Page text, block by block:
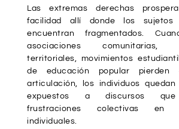
Las extremas derechas
facilidad allí donde los sujetos
encuentran fragmentados.
asociaciones comunitarias,
territoriales, movimientos
de educación popular pierden
articulación, los individuos
expuestos a discursos que
frustraciones colectivas en
individuales.